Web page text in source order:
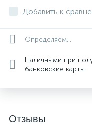
Добавить к
Определяем...
Наличными при
банковские карты
Отзывы